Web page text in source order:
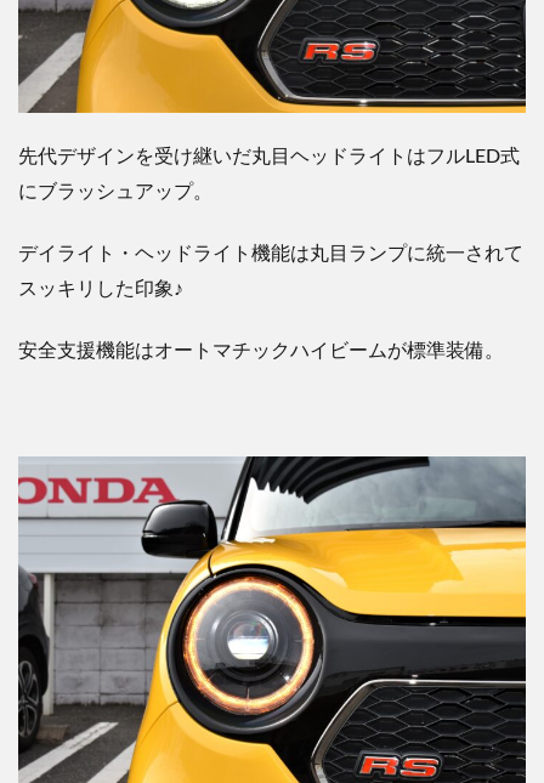
先代デザインを受け継いだ丸目ヘッドライトはフルLED式
にブラッシュアップ。
デイライト・ヘッドライト機能は丸目ランプに統一されて
スッキリした印象♪
安全支援機能はオートマチックハイビームが標準装備。